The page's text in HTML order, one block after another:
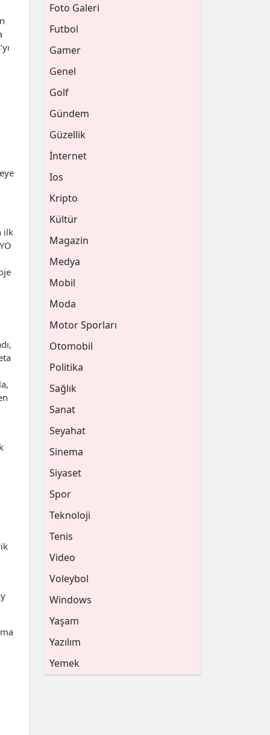
ilk
Foto Galeri
Futbol
Gamer
Genel
Golf
Gündem
Güzellik
İnternet
Ios
Kripto
Kültür
Magazin
Medya
Mobil
Moda
Motor Sporları
Otomobil
Politika
Sağlık
Sanat
Seyahat
Sinema
Siyaset
Spor
Teknoloji
Tenis
Video
Voleybol
Windows
Yaşam
Yazılım
Yemek